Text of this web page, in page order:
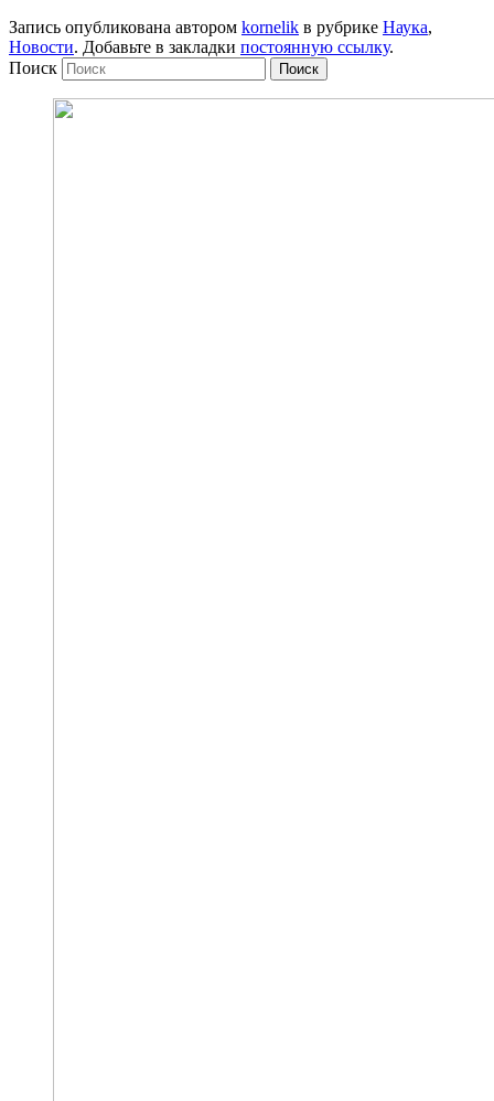
Запись опубликована автором kornelik в рубрике Наука,
Новости. Добавьте в закладки постоянную ссылку.
Поиск